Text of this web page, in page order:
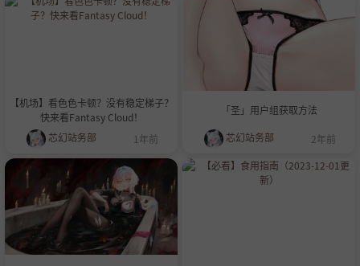
【机场】看色色卡顿？没有稳定梯子？
快来看Fantasy Cloud！
芯幻站务部
1年前
「圣」用户组获取方法
芯幻站务部 2年前